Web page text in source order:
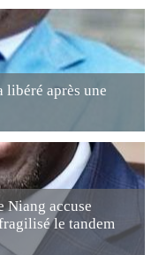
après une
Niang accuse
le tandem